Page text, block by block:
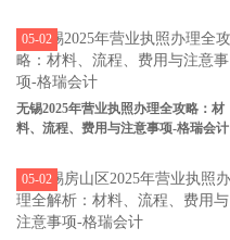
无锡2025年营业执照办理全攻略：材
料、流程、费用与注意事项-格瑞会计
05-02
05-02